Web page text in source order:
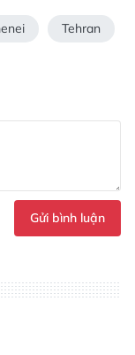
Tehran
Gửi bình luận